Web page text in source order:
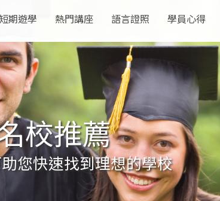
短期遊學 熱門講座 語言證照 學員心得
校推薦
您快速找到理想的學校